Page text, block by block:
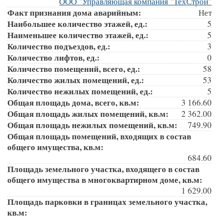
Факт признания дома аварийным: Нет
Наибольшее количество этажей, ед.: 5
Наименьшее количество этажей, ед.: 5
Количество подъездов, ед.: 3
Количество лифтов, ед.: 0
Количество помещений, всего, ед.: 58
Количество жилых помещений, ед.: 53
Количество нежилых помещений, ед.: 5
Общая площадь дома, всего, кв.м: 3 166.60
Общая площадь жилых помещений, кв.м: 2 362.00
Общая площадь нежилых помещений, кв.м: 749.90
Общая площадь помещений, входящих в состав
общего имущества, кв.м:
684.60
Площадь земельного участка, входящего в состав
общего имущества в многоквартирном доме, кв.м:
1 629.00
Площадь парковки в границах земельного участка,
кв.м: